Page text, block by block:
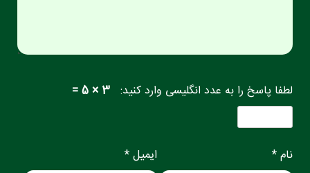
لطفا پاسخ را به عدد انگلیسی وارد کنید: 3 × 5 =
نام * ایمیل *